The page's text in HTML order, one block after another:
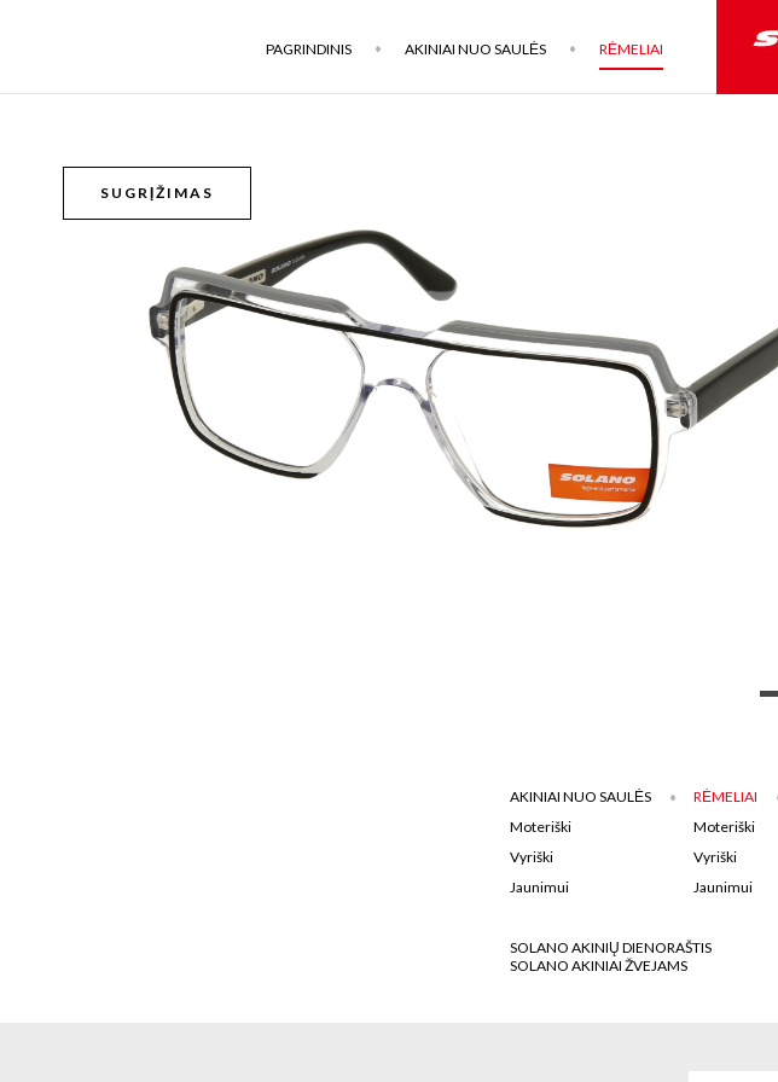
PAGRINDINIS AKINIAI NUO SAULĖS RĖMELIAI
SUGRĮŽIMAS
AKINIAI NUO SAULĖS
Moteriški
Vyriški
Jaunimui
RĖMELIAI
Moteriški
Vyriški
Jaunimui
SOLANO AKINIŲ DIENORAŠTIS
SOLANO AKINIAI ŽVEJAMS